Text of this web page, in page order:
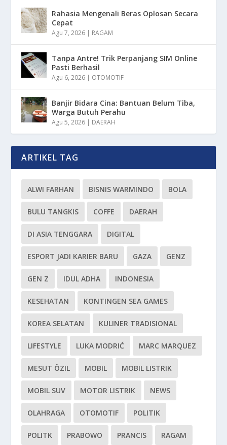
Rahasia Mengenali Beras Oplosan Secara
Cepat
Agu 7, 2026 | RAGAM
Tanpa Antre! Trik Perpanjang SIM Online
Pasti Berhasil
Agu 6, 2026 | OTOMOTIF
Banjir Bidara Cina: Bantuan Belum Tiba,
Warga Butuh Perahu
Agu 5, 2026 | DAERAH
ARTIKEL TAG
ALWI FARHAN BISNIS WARMINDO BOLA
BULU TANGKIS COFFE DAERAH
DI ASIA TENGGARA DIGITAL
ESPORT JADI KARIER BARU GAZA GENZ
GEN Z IDUL ADHA INDONESIA
KESEHATAN KONTINGEN SEA GAMES
KOREA SELATAN KULINER TRADISIONAL
LIFESTYLE LUKA MODRIĆ MARC MARQUEZ
MESUT ÖZIL MOBIL MOBIL LISTRIK
MOBIL SUV MOTOR LISTRIK NEWS
OLAHRAGA OTOMOTIF POLITIK
POLITK PRABOWO PRANCIS RAGAM